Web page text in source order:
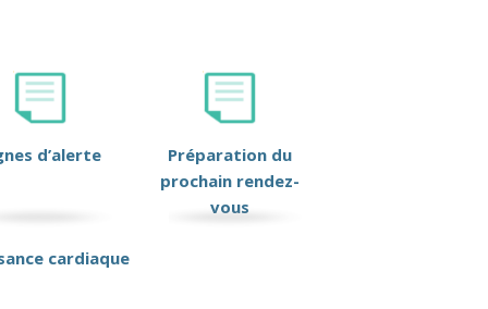
d’alerte
Préparation du
prochain rendez-
vous
cardiaque